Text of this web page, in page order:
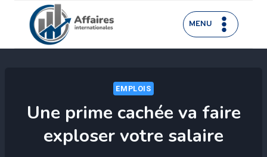
contenu
MENU
EMPLOIS
Une prime cachée va faire
exploser votre salaire